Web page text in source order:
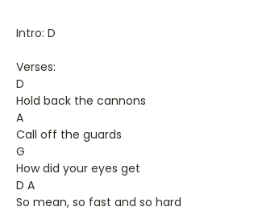
Intro: D
Verses:
D
Hold back the cannons
A
Call off the guards
G
How did your eyes get
D A
So mean, so fast and so hard